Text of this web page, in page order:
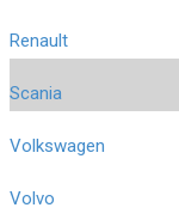
Renault
Scania
Volkswagen
Volvo